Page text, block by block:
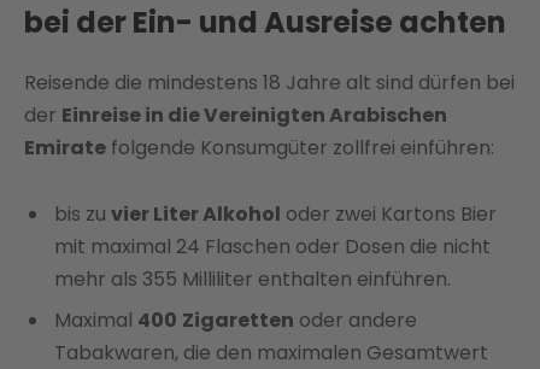
bei der Ein- und Ausreise achten
Reisende die mindestens 18 Jahre alt sind dürfen bei
der Einreise in die Vereinigten Arabischen
Emirate folgende Konsumgüter zollfrei einführen:
bis zu vier Liter Alkohol oder zwei Kartons Bier
mit maximal 24 Flaschen oder Dosen die nicht
mehr als 355 Milliliter enthalten einführen.
Maximal 400 Zigaretten oder andere
Tabakwaren, die den maximalen Gesamtwert